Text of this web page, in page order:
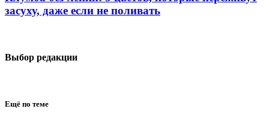
засуху, даже если не поливать
Выбор редакции
Ещё по теме